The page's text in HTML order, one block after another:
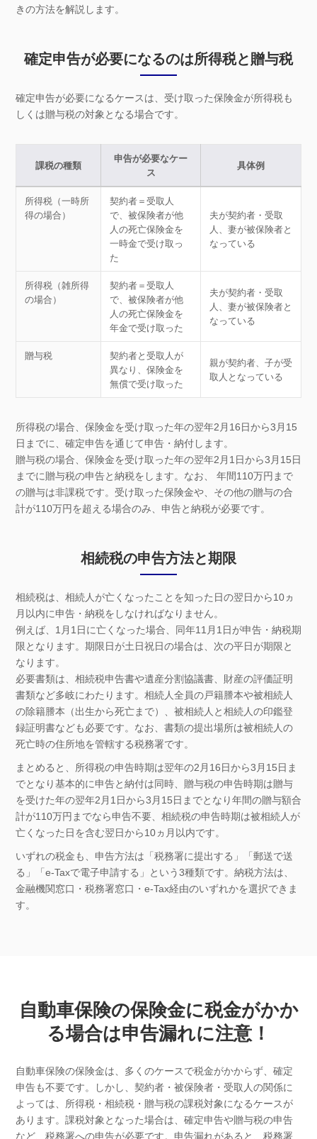
きの方法を解説します。
確定申告が必要になるのは所得税と贈与税
確定申告が必要になるケースは、受け取った保険金が所得税も
しくは贈与税の対象となる場合です。
課税の種類
申告が必要なケー
ス
具体例
所得税（一時所
得の場合）
契約者＝受取人
で、被保険者が他
人の死亡保険金を
一時金で受け取っ
た
夫が契約者・受取
人、妻が被保険者と
なっている
所得税（雑所得
の場合）
契約者＝受取人
で、被保険者が他
人の死亡保険金を
年金で受け取った
夫が契約者・受取
人、妻が被保険者と
なっている
贈与税
契約者と受取人が
異なり、保険金を
無償で受け取った
親が契約者、子が受
取人となっている
所得税の場合、保険金を受け取った年の翌年2月16日から3月15
日までに、確定申告を通じて申告・納付します。
贈与税の場合、保険金を受け取った年の翌年2月1日から3月15日
までに贈与税の申告と納税をします。なお、 年間110万円まで
の贈与は非課税です。受け取った保険金や、その他の贈与の合
計が110万円を超える場合のみ、申告と納税が必要です。
相続税の申告方法と期限
相続税は、相続人が亡くなったことを知った日の翌日から10ヵ
月以内に申告・納税をしなければなりません。
例えば、1月1日に亡くなった場合、同年11月1日が申告・納税期
限となります。期限日が土日祝日の場合は、次の平日が期限と
なります。
必要書類は、相続税申告書や遺産分割協議書、財産の評価証明
書類など多岐にわたります。相続人全員の戸籍謄本や被相続人
の除籍謄本（出生から死亡まで）、被相続人と相続人の印鑑登
録証明書なども必要です。なお、書類の提出場所は被相続人の
死亡時の住所地を管轄する税務署です。
まとめると、所得税の申告時期は翌年の2月16日から3月15日ま
でとなり基本的に申告と納付は同時、贈与税の申告時期は贈与
を受けた年の翌年2月1日から3月15日までとなり年間の贈与額合
計が110万円までなら申告不要、相続税の申告時期は被相続人が
亡くなった日を含む翌日から10ヵ月以内です。
いずれの税金も、申告方法は「税務署に提出する」「郵送で送
る」「e-Taxで電子申請する」という3種類です。納税方法は、
金融機関窓口・税務署窓口・e-Tax経由のいずれかを選択できま
す。
自動車保険の保険金に税金がかか
る場合は申告漏れに注意！
自動車保険の保険金は、多くのケースで税金がかからず、確定
申告も不要です。しかし、契約者・被保険者・受取人の関係に
よっては、所得税・相続税・贈与税の課税対象になるケースが
あります。課税対象となった場合は、確定申告や贈与税の申告
など、税務署への申告が必要です。申告漏れがあると、税務署